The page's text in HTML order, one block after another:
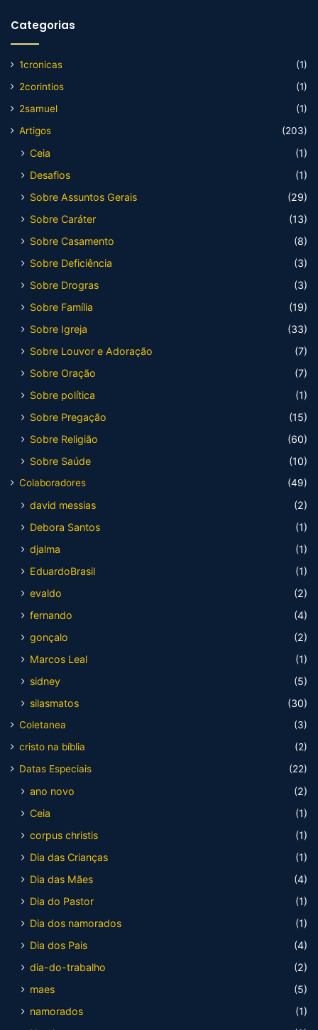
Categorias
1cronicas
(1)
2corintios
(1)
2samuel
(1)
Artigos
(203)
Ceia
(1)
Desafios
(1)
Sobre Assuntos Gerais
(29)
Sobre Caráter
(13)
Sobre Casamento
(8)
Sobre Deficiência
(3)
Sobre Drogras
(3)
Sobre Família
(19)
Sobre Igreja
(33)
Sobre Louvor e Adoração
(7)
Sobre Oração
(7)
Sobre política
(1)
Sobre Pregação
(15)
Sobre Religião
(60)
Sobre Saúde
(10)
Colaboradores (49)
david messias
(2)
Debora Santos
(1)
djalma
(1)
EduardoBrasil
(1)
evaldo
(2)
fernando
(4)
gonçalo
(2)
Marcos Leal
(1)
sidney
(5)
silasmatos
(30)
Coletanea
(3)
cristo na bíblia
(2)
Datas Especiais
(22)
ano novo
(2)
Ceia
(1)
corpus christis
(1)
Dia das Crianças
(1)
Dia das Mães
(4)
Dia do Pastor
(1)
Dia dos namorados
(1)
Dia dos Pais
(4)
dia-do-trabalho
(2)
maes
(5)
namorados
(1)